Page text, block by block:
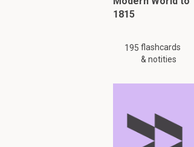
1815
195 flashcards
& notities